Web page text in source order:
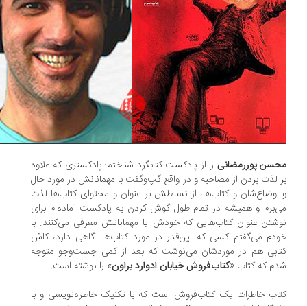
پوررمضانیرا از پادکست کتابگرد شناختم؛ پادکستری که علاوه
لذت بردن از مصاحبه و در واقع گپ‌وگفت با مهمانانش در مورد حال
و کتاب‌ها، از تسلطش بر عنوان و محتوای کتاب‌ها لذت
و همیشه در تمام طول گوش کردن به پادکست آماده‌ام برای
عنوان کتاب‌هایی که خودش یا مهمانانش معرفی می‌کنند. با
می‌گفتم کسی که این‌قدر در مورد کتاب‌ها آگاهی دارد، کاش
هم در موردشان می‌نوشت که بعد از کمی جست‌وجو متوجه
که کتاب « کتاب‌فروش خیابان ادوارد براون» را نوشته است.
خاطرات یک کتاب‌فروش است که با تکنیک خاطره‌نویسی و با